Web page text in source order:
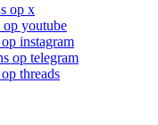
op x
op youtube
instagram
op telegram
threads